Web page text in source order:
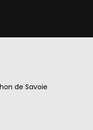
de Savoie